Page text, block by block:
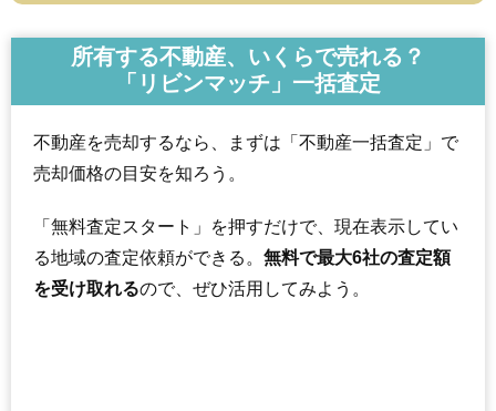
所有する不動産、いくらで売れる？
「リビンマッチ」一括査定
不動産を売却するなら、まずは「不動産一括査定」で
売却価格の目安を知ろう。
「無料査定スタート」を押すだけで、現在表示してい
る地域の査定依頼ができる。 無料で最大6社の査定額
を受け取れるので、ぜひ活用してみよう。